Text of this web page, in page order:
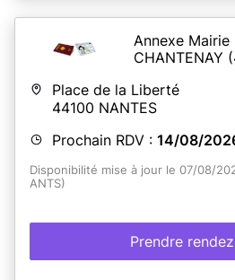
Annexe Mairie
CHANTENAY
Place de la Liberté
44100 NANTES
Prochain RDV : 14/08/
Disponibilité mise à jour le 07/08/
ANTS)
Prendre